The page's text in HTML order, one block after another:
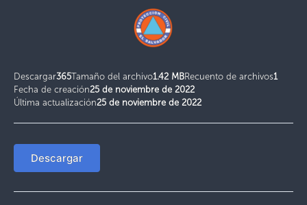
Descargar365Tamaño del archivo1.42 MBRecuento de archivos1
Fecha de creación25 de noviembre de 2022
Última actualización25 de noviembre de 2022
Descargar